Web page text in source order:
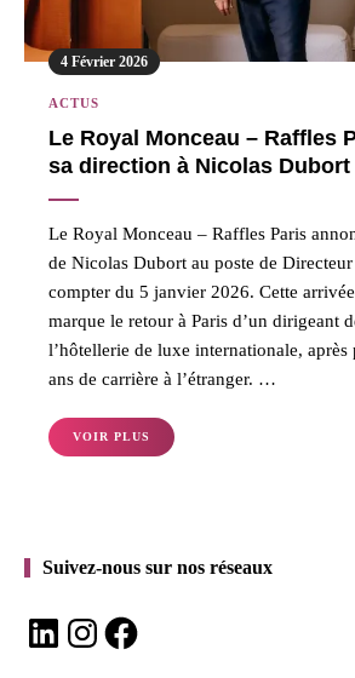
4 Février 2026
ACTUS
Le Royal Monceau – Raffles
sa direction à Nicolas Dubort
Le Royal Monceau – Raffles Paris
de Nicolas Dubort au poste de Directeur
compter du 5 janvier 2026. Cette
marque le retour à Paris d’un dirigeant
l’hôtellerie de luxe internationale,
ans de carrière à l’étranger. …
VOIR PLUS
Suivez-nous sur nos réseaux
LinkedInInstagramFacebook